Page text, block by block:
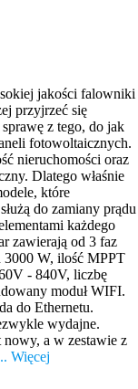
jakości falowniki
przyjrzeć się
z tego, do jak
fotowoltaicznych.
nieruchomości oraz
Dlatego właśnie
które
do zamiany prądu
każdego
zawierają od 3 faz
3000 W, ilość MPPT
- 840V, liczbę
moduł WIFI.
do Ethernetu.
wydajne.
a w zestawie z
Więcej